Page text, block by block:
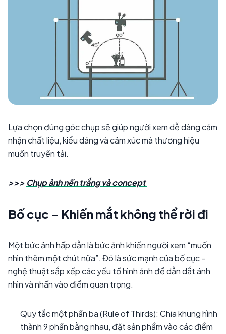
Lựa chọn đúng góc chụp sẽ giúp người xem dễ dàng cảm
nhận chất liệu, kiểu dáng và cảm xúc mà thương hiệu
muốn truyền tải.
>>> Chụp ảnh nền trắng và concept
Bố cục – Khiến mắt không thể rời đi
Một bức ảnh hấp dẫn là bức ảnh khiến người xem “muốn
nhìn thêm một chút nữa”. Đó là sức mạnh của bố cục –
nghệ thuật sắp xếp các yếu tố hình ảnh để dẫn dắt ánh
nhìn và nhấn vào điểm quan trọng.
Quy tắc một phần ba (Rule of Thirds): Chia khung hình
thành 9 phần bằng nhau, đặt sản phẩm vào các điểm